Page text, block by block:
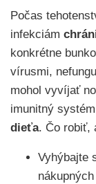
Počas
infekciám
konkrétne
vírusmi,
mohol vyvíjať
imunitný
dieťa. Čo robiť,
Vyhýbajte